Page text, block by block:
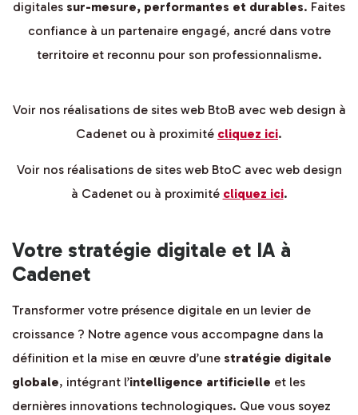
digitales sur-mesure, performantes et durables. Faites
confiance à un partenaire engagé, ancré dans votre
territoire et reconnu pour son professionnalisme.
Voir nos réalisations de sites web BtoB avec web design à
Cadenet ou à proximité cliquez ici.
Voir nos réalisations de sites web BtoC avec web design
à Cadenet ou à proximité cliquez ici.
Votre stratégie digitale et IA à
Cadenet
Transformer votre présence digitale en un levier de
croissance ? Notre agence vous accompagne dans la
définition et la mise en œuvre d’une stratégie digitale
globale, intégrant l’intelligence artificielle et les
dernières innovations technologiques. Que vous soyez